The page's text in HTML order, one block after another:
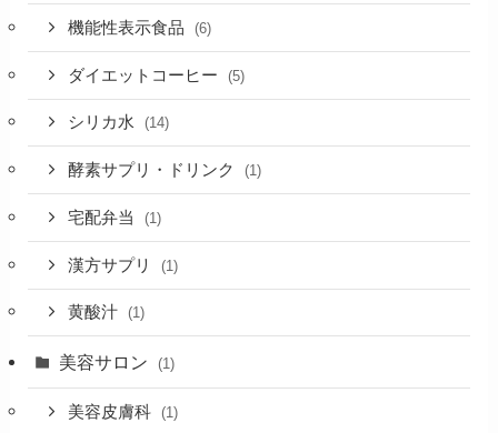
機能性表示食品 (6)
ダイエットコーヒー (5)
シリカ水 (14)
酵素サプリ・ドリンク (1)
宅配弁当 (1)
漢方サプリ (1)
黄酸汁 (1)
美容サロン (1)
美容皮膚科 (1)